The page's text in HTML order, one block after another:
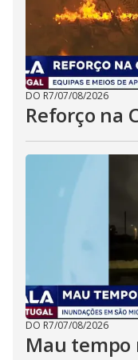
DO R7/07/08/2026
Reforço na
DO R7/07/08/2026
Mau tempo